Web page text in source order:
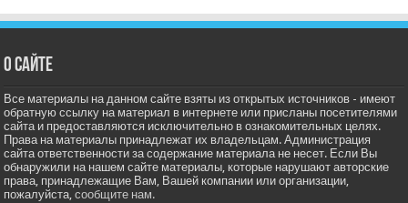
О сайте
Все материалы на данном сайте взяты из открытых источников - имеют
обратную ссылку на материал в интернете или присланы посетителями
сайта и предоставляются исключительно в ознакомительных целях.
Права на материалы принадлежат их владельцам. Администрация
сайта ответственности за содержание материала не несет. Если Вы
обнаружили на нашем сайте материалы, которые нарушают авторские
права, принадлежащие Вам, Вашей компании или организации,
пожалуйста,сообщите нам.